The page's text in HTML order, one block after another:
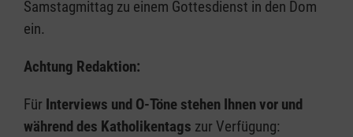
Samstagmittag zu einem Gottesdienst in den Dom
ein.
Achtung Redaktion:
Für Interviews und O-Töne stehen Ihnen vor und
während des Katholikentags zur Verfügung: